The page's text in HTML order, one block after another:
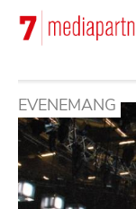
Hoppa
huvudinnehåll
EVENEMANG